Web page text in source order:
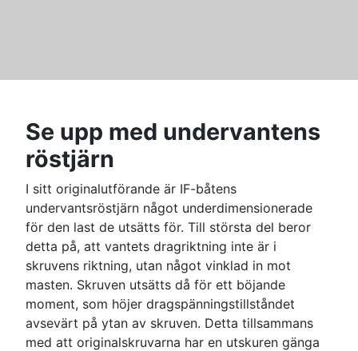
Se upp med undervantens
röstjärn
I sitt originalutförande är IF-båtens
undervantsröstjärn något underdimensionerade
för den last de utsätts för. Till största del beror
detta på, att vantets dragriktning inte är i
skruvens riktning, utan något vinklad in mot
masten. Skruven utsätts då för ett böjande
moment, som höjer dragspänningstillståndet
avsevärt på ytan av skruven. Detta tillsammans
med att originalskruvarna har en utskuren gänga